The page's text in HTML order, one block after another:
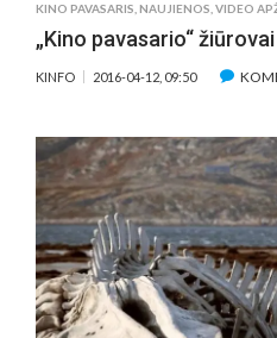
KINO PAVASARIS NAUJIENOS VIDEO
„Kino pavasario“
KINFO 2016-04-12, 09:50